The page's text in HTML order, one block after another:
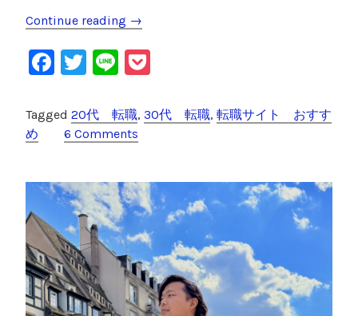
Continue reading “
転
職
3
0
も
転
職
ー
ジ
ェ
→
F
c
e
o
o
k
T
tt
er
Li
e
c
Tagged 20代 転職, 30代 転職, 転職サイト おすす
め
6 Comments